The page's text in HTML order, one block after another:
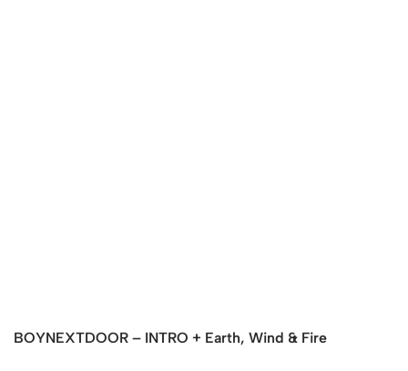
BOYNEXTDOOR – INTRO + Earth, Wind & Fire